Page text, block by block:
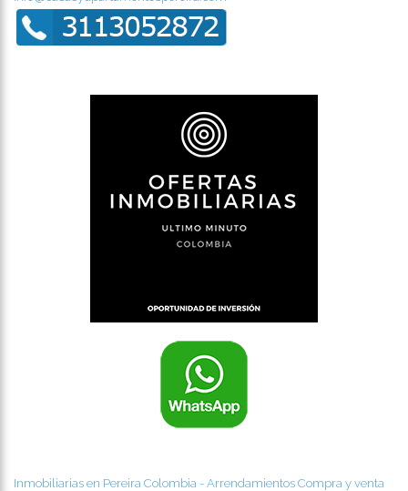
Inmobiliarias en Pereira Colombia - Arrendamientos Compra y venta